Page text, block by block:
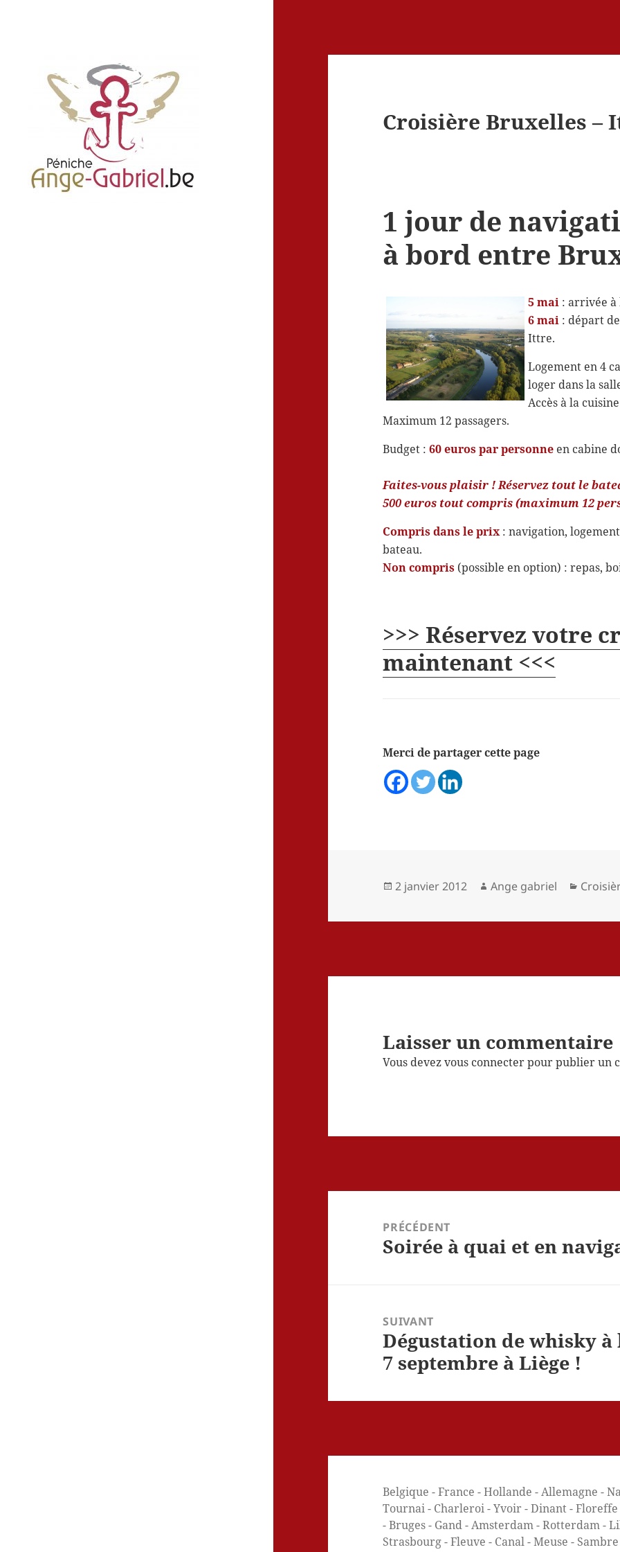
Croisière Bruxelles –
1 jour de
à bord entre
5 mai : arrivée à
6 mai : départ
Ittre.
Logement en 4
loger dans la
Accès à la
Maximum 12 passagers.
Budget :60 euros par personne en cabine
Faites-vous plaisir ! Réservez tout le
500 euros tout compris (maximum 12
Compris dans le prix: navigation,
bateau.
Non compris (possible en option) : repas,
>>> Réservez votre
maintenant <<<
Merci de partager cette page
Publié
2 janvier 2012 Auteur
Ange gabriel
Laisser un commentaire
Vous devezvous connecterpour publier un
PRÉCÉDENT
Article
Soirée à quai et en
SUIVANT
Article
suivant :
Dégustation de whisky
7 septembre à Liège !
Belgique - France - Hollande - Allemagne -
Tournai - Charleroi - Yvoir - Dinant -
- Bruges - Gand - Amsterdam - Rotterdam -
Strasbourg - Fleuve - Canal - Meuse -